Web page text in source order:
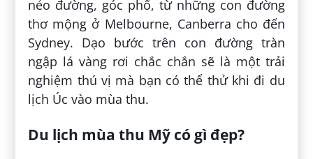
nẻo đường, góc phố, từ những con đường
thơ mộng ở Melbourne, Canberra cho đến
Sydney. Dạo bước trên con đường tràn
ngập lá vàng rơi chắc chắn sẽ là một trải
nghiệm thú vị mà bạn có thể thử khi đi du
lịch Úc vào mùa thu.
Du lịch mùa thu Mỹ có gì đẹp?